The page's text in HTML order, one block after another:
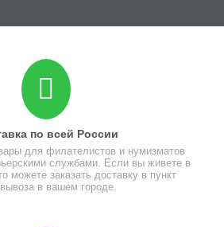
по всей России
для филателистов и нумизматов
службами. Если вы живете в
можете заказать доставку в пункт
в вашем городе.